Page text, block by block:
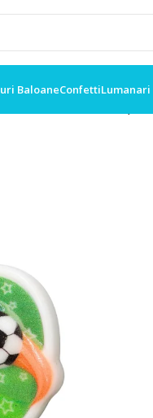
BaloaneConfettiLumanari